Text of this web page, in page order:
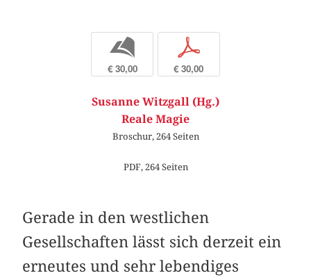
b
€ 30,00
p
€ 30,00
Susanne Witzgall (Hg.)
Reale Magie
Broschur, 264 Seiten
PDF, 264 Seiten
Gerade in den westlichen
Gesellschaften lässt sich derzeit ein
erneutes und sehr lebendiges